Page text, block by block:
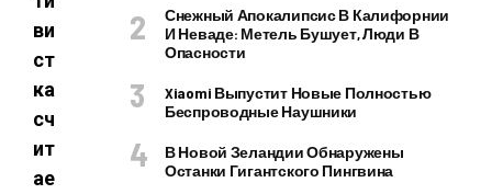
ви
ст
ка
сч
ит
ае
Снежный Апокалипсис В Калифорнии
И Неваде: Метель Бушует, Люди В
Опасности
Xiaomi Выпустит Новые Полностью
Беспроводные Наушники
В Новой Зеландии Обнаружены
Останки Гигантского Пингвина